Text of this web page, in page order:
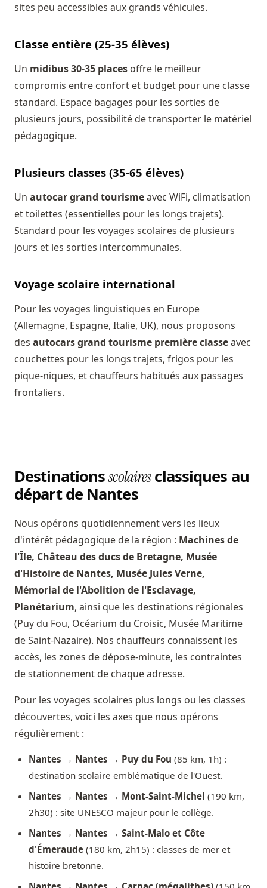
sites peu accessibles aux grands véhicules.
Classe entière (25-35 élèves)
Un midibus 30-35 places offre le meilleur
compromis entre confort et budget pour une classe
standard. Espace bagages pour les sorties de
plusieurs jours, possibilité de transporter le matériel
pédagogique.
Plusieurs classes (35-65 élèves)
Un autocar grand tourismeavec WiFi, climatisation
et toilettes (essentielles pour les longs trajets).
Standard pour les voyages scolaires de plusieurs
jours et les sorties intercommunales.
Voyage scolaire international
Pour les voyages linguistiques en Europe
(Allemagne, Espagne, Italie, UK), nous proposons
des autocars grand tourisme première classeavec
couchettes pour les longs trajets, frigos pour les
pique-niques, et chauffeurs habitués aux passages
frontaliers.
Destinationsscolairesclassiques au
départ de Nantes
Nous opérons quotidiennement vers les lieux
d'intérêt pédagogique de la région : Machines de
l'Île, Château des ducs de Bretagne, Musée
d'Histoire de Nantes, Musée Jules Verne,
Mémorial de l'Abolition de l'Esclavage,
Planétarium, ainsi que les destinations régionales
(Puy du Fou, Océarium du Croisic, Musée Maritime
de Saint-Nazaire). Nos chauffeurs connaissent les
accès, les zones de dépose-minute, les contraintes
de stationnement de chaque adresse.
Pour les voyages scolaires plus longs ou les classes
découvertes, voici les axes que nous opérons
régulièrement :
Nantes → Nantes → Puy du Fou (85 km, 1h) :
destination scolaire emblématique de l'Ouest.
Nantes → Nantes → Mont-Saint-Michel (190 km,
2h30) : site UNESCO majeur pour le collège.
Nantes → Nantes → Saint-Malo et Côte
d'Émeraude (180 km, 2h15) : classes de mer et
histoire bretonne.